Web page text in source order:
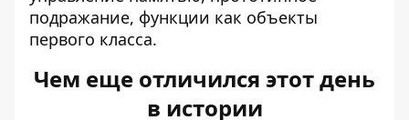
подражание, функции как объекты
первого класса.
Чем еще отличился этот день
в истории